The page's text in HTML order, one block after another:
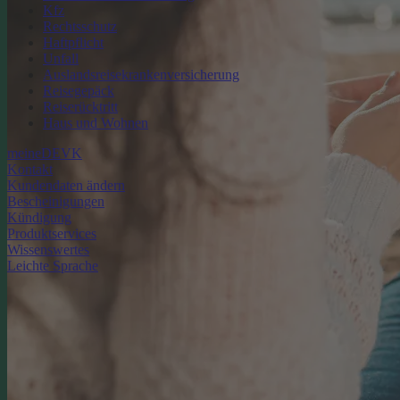
Kfz
Rechtsschutz
Haftpflicht
Unfall
Auslandsreisekrankenversicherung
Reisegepäck
Reiserücktritt
Haus und Wohnen
meineDEVK
Kontakt
Kundendaten ändern
Bescheinigungen
Kündigung
Produktservices
Wissenswertes
Leichte Sprache